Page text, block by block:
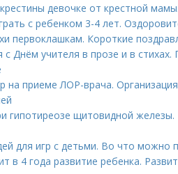
девочке от крестной
с ребенком 3-4 лет.
первоклашкам. Короткие
с Днём учителя в прозе и в
на приеме ЛОР-врача.
гипотиреозе щитовидной железы.
для игр с детьми. Во что можно
в 4 года развитие ребенка.